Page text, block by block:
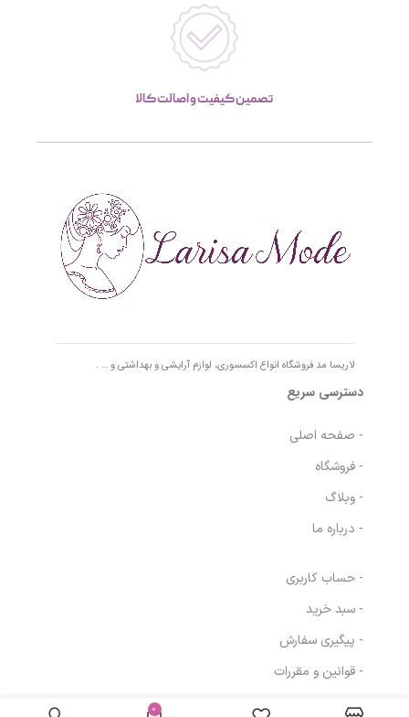
تصمین کیفیت و اصالت کالا
لاریسا مد فروشگاه انواع اکسسوری، لوازم آرایشی و بهداشتی و … .
دسترسی سریع
- صفحه اصلی
- فروشگاه
- وبلاگ
- درباره ما
- حساب کاربری
- سبد خرید
- پیگیری سفارش
- قوانین و مقررات
پرایم سری Matex
0